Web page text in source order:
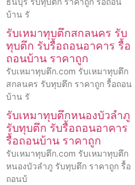
บ้าน รั
รับเหมาทุบตึกสกลนคร รับ
ทุบตึก รับรื้อถอนอาคาร รื้อ
ถอนบ้าน ราคาถูก
รับเหมาทุบตึก.com รับเหมาทุบตึก
สกลนคร รับทุบตึก ราคาถูก รื้อถอน
บ้าน รั
รับเหมาทุบตึกหนองบัวลำภู
รับทุบตึก รับรื้อถอนอาคาร
รื้อถอนบ้าน ราคาถูก
รับเหมาทุบตึก.com รับเหมาทุบตึก
หนองบัวลำภู รับทุบตึก ราคาถูก รื้อ
ถอนบ้